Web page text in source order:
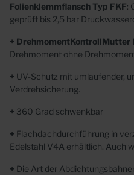
Folienklemmflansch Typ FKF:
geprüft bis 2,5 bar
+ DrehmomentKontrollMutter
Drehmoment ohne
+ UV-Schutz mit umlaufender,
Verdrehsicherung.
+ 360 Grad schwenkbar
+ Flachdachdurchführung in
Edelstahl V4A erhältlich. Auch
+ Die Art der